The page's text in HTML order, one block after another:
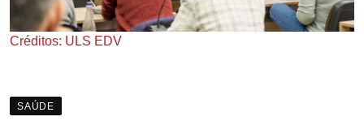
Créditos: ULS EDV
SAÚDE